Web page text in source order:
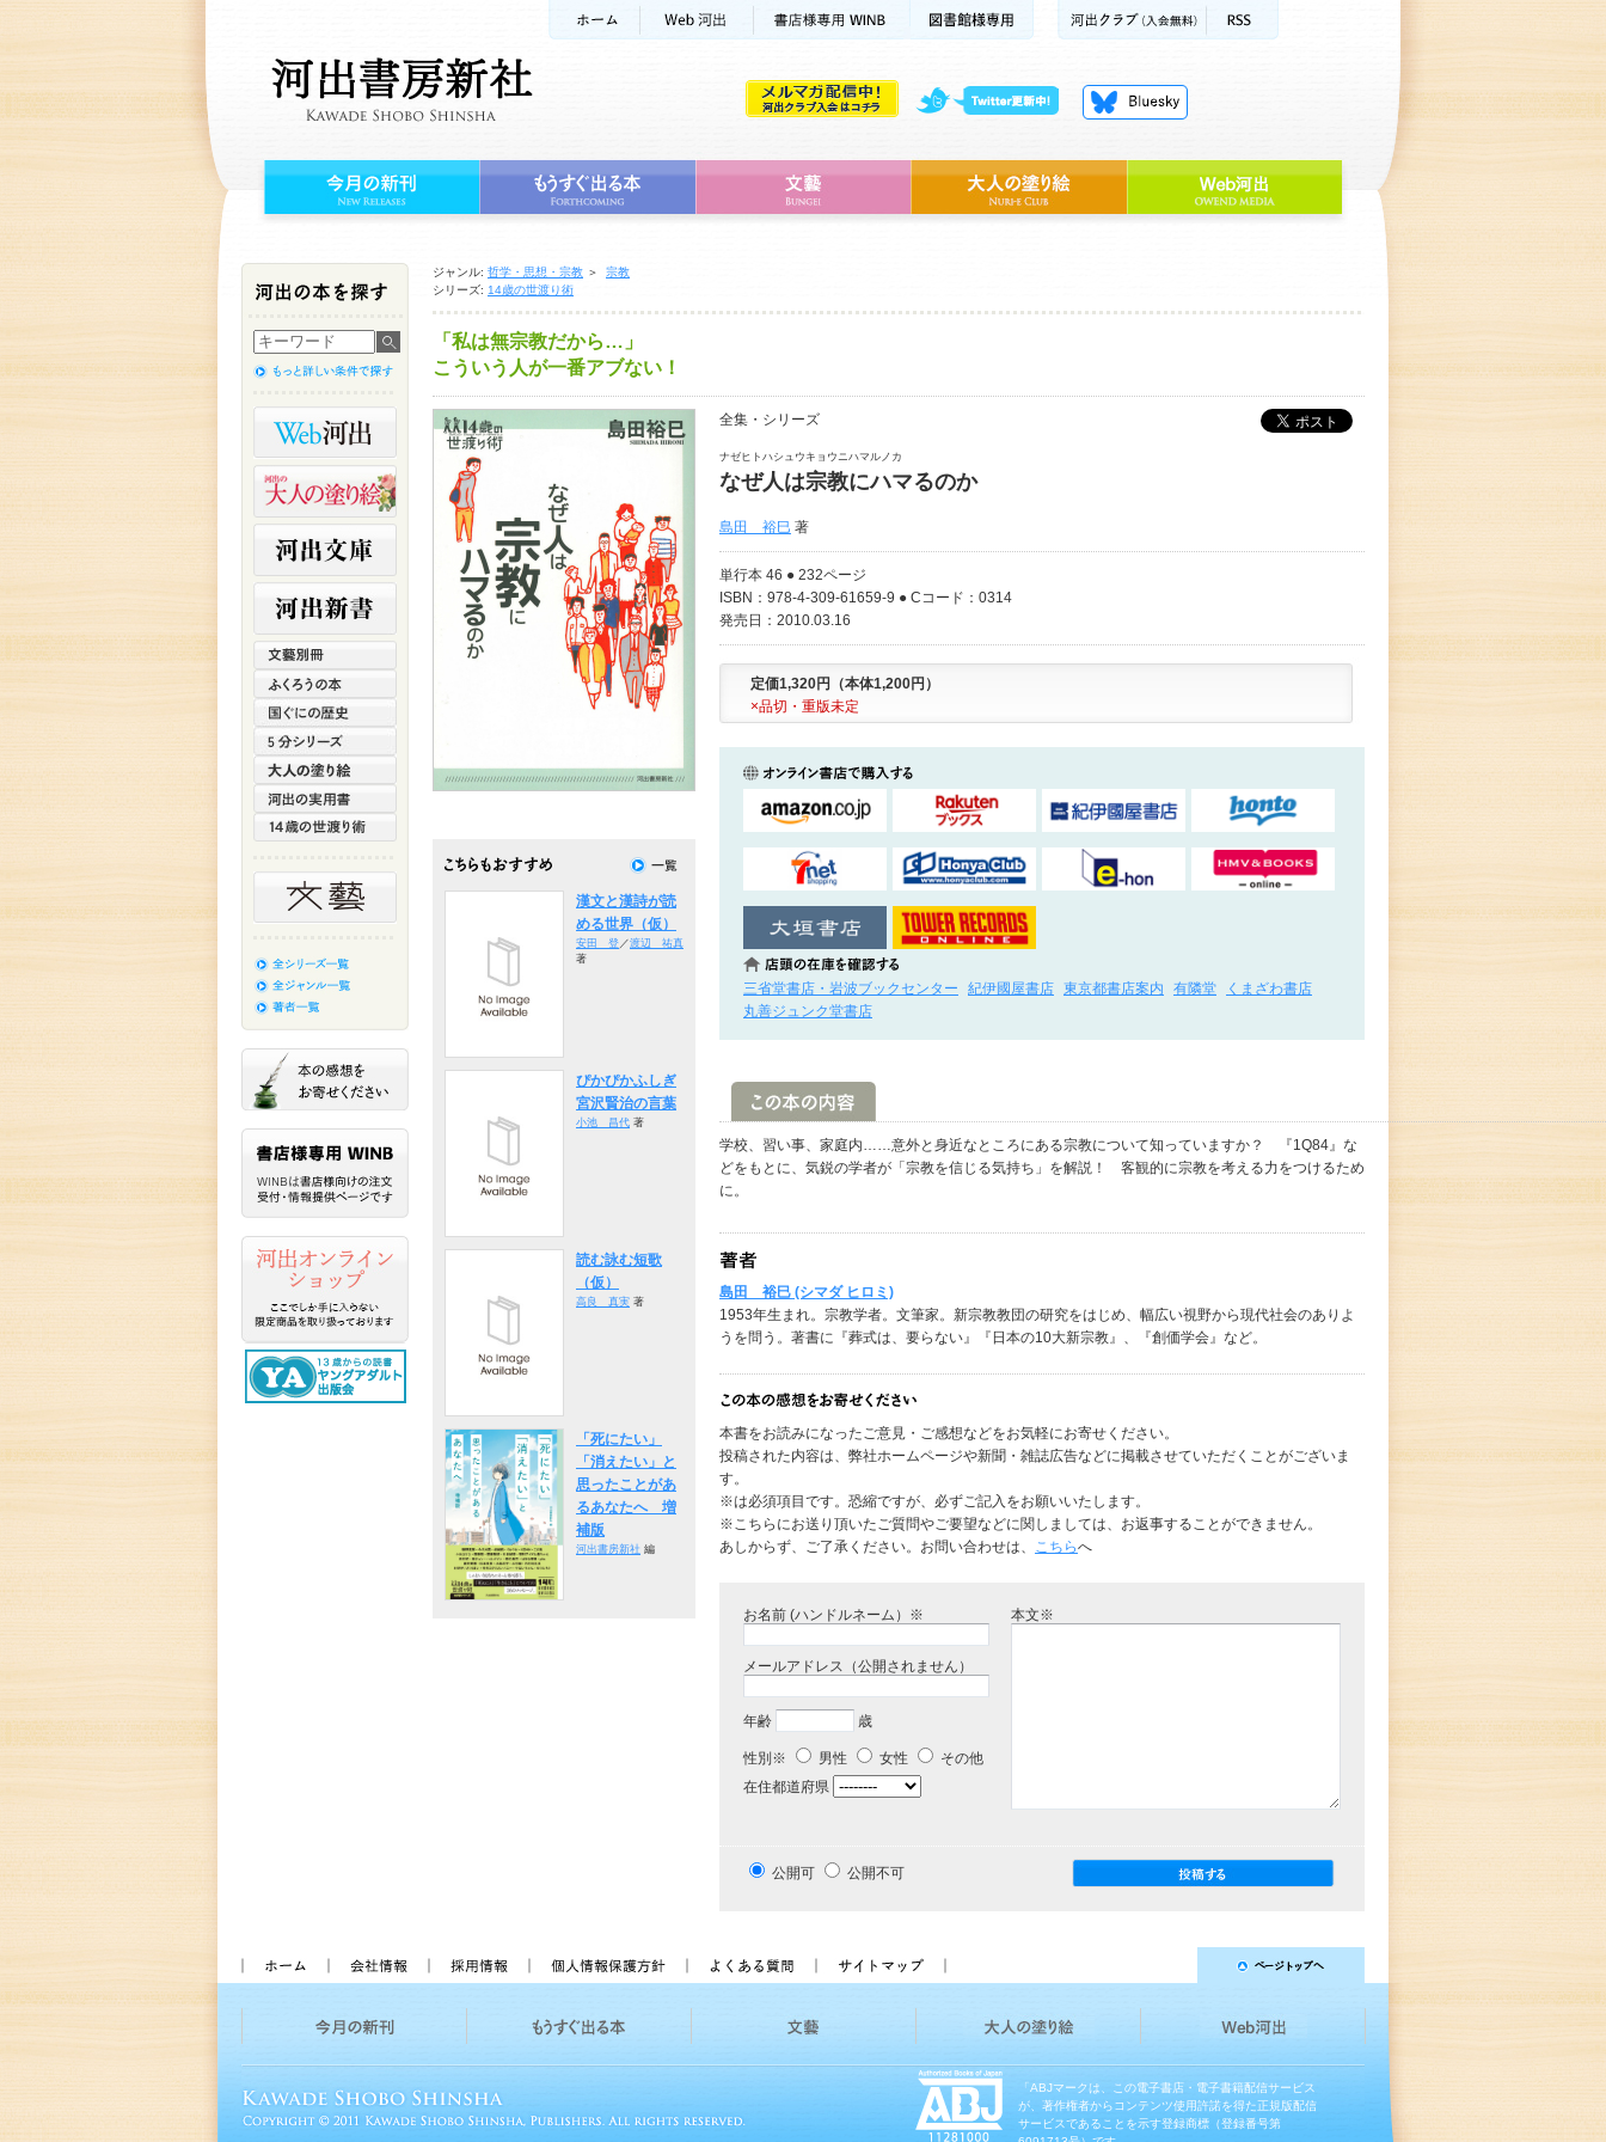
ジャンル: 哲学・思想・宗教 ＞
宗教
シリーズ: 14歳の世渡り術
「私は無宗教だから…」
こういう人が一番アブない！
全集・シリーズ
ナゼヒトハシュウキョウニハマルノカ
なぜ人は宗教にハマるのか
島田 裕巳 著
単行本 46 ● 232ページ
ISBN：978-4-309-61659-9 ● Cコード：0314
発売日：2010.03.16
定価1,320円（本体1,200円）
×品切・重版未定
三省堂書店・岩波ブックセンター 紀伊國屋書店 東京都書店案内 有隣堂
くまざわ書店
丸善ジュンク堂書店
学校、習い事、家庭内……意外と身近なところにある宗教について知っていますか？ 『1Q84』な
どをもとに、気鋭の学者が「宗教を信じる気持ち」を解説！ 客観的に宗教を考える力をつけるため
に。
島田 裕巳 (シマダ ヒロミ)
1953年生まれ。宗教学者。文筆家。新宗教教団の研究をはじめ、幅広い視野から現代社会のありよ
うを問う。著書に『葬式は、要らない』『日本の10大新宗教』、『創価学会』など。
本書をお読みになったご意見・ご感想などをお気軽にお寄せください。
投稿された内容は、弊社ホームページや新聞・雑誌広告などに掲載させていただくことがございま
す。
※は必須項目です。恐縮ですが、必ずご記入をお願いいたします。
※こちらにお送り頂いたご質問やご要望などに関しましては、お返事することができません。
あしからず、ご了承ください。お問い合わせは、 こちらへ
お名前 (ハンドルネーム）※
メールアドレス（公開されません）
年齢 歳
性別※ 男性 女性
その他
在住都道府県
本文※
公開可 公開不可
漢文と漢詩が読
める世界（仮）
安田 登／渡辺 祐真
著
ぴかぴかふしぎ
宮沢賢治の言葉
小池 昌代 著
読む詠む短歌
（仮）
高良 真実 著
「死にたい」
「消えたい」と
思ったことがあ
るあなたへ 増
補版
河出書房新社 編
「ABJマークは、この電子書店・電子書籍配信サービス
が、著作権者からコンテンツ使用許諾を得た正規版配信
サービスであることを示す登録商標（登録番号第